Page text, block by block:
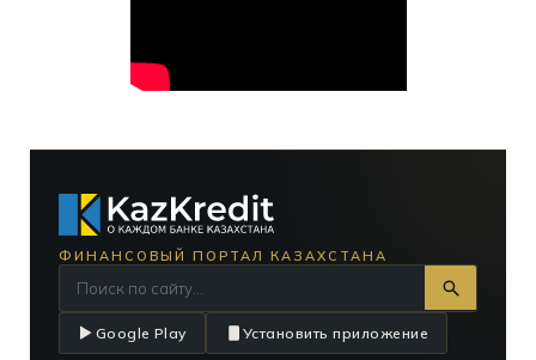
ФИНАНСОВЫЙ ПОРТАЛ КАЗАХСТАНА
Google Play Установить приложение